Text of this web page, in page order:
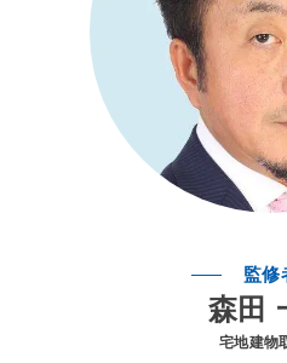
監修
森田
宅地建物